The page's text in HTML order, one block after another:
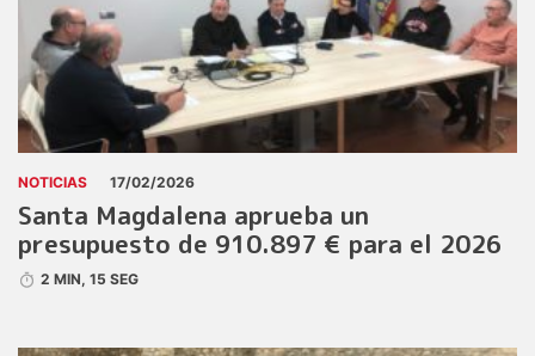
NOTICIAS 17/02/2026
Santa Magdalena aprueba un
presupuesto de 910.897 € para el 2026
2 MIN, 15 SEG